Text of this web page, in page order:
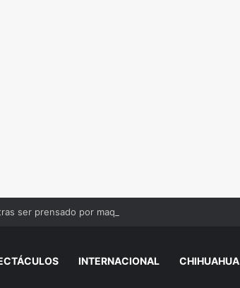
ser prensado por maquinaria
INTERNACIONAL CHIHUAHUA